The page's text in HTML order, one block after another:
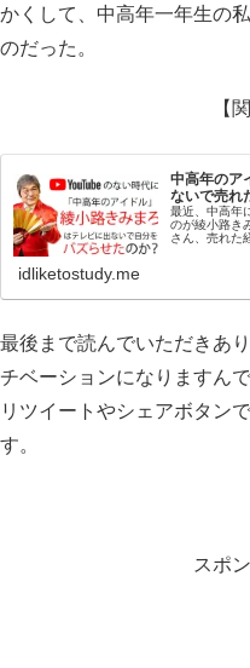
かくして、中高年一年生の
のだった。
【
中高年のア
ないで売れ
最近、中高年
のが綾小路き
さん、売れた
idliketostudy.me
最後まで読んでいただきあ
チベーションになりますん
リツイートやシェアボタン
す。
スポ